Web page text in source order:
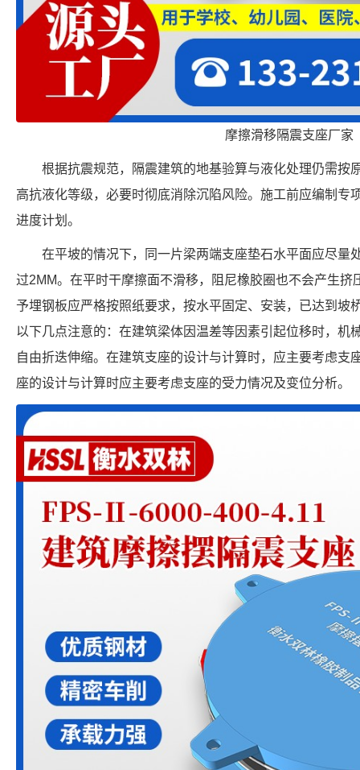
摩擦滑移隔震支座厂家
根据抗震规范，隔震建筑的地基验算与液化处理仍需按
高抗液化等级，必要时彻底消除沉陷风险。施工前应编制专
进度计划。
在平坡的情况下，同一片梁两端支座垫石水平面应尽量
过2MM。在平时干摩擦面不滑移，阻尼橡胶圈也不会产生
予埋钢板应严格按照纸要求，按水平固定、安装，已达到坡
以下几点注意的：在建筑梁体因温差等因素引起位移时，机
自由折迭伸缩。在建筑支座的设计与计算时，应主要考虑支
座的设计与计算时应主要考虑支座的受力情况及变位分析。